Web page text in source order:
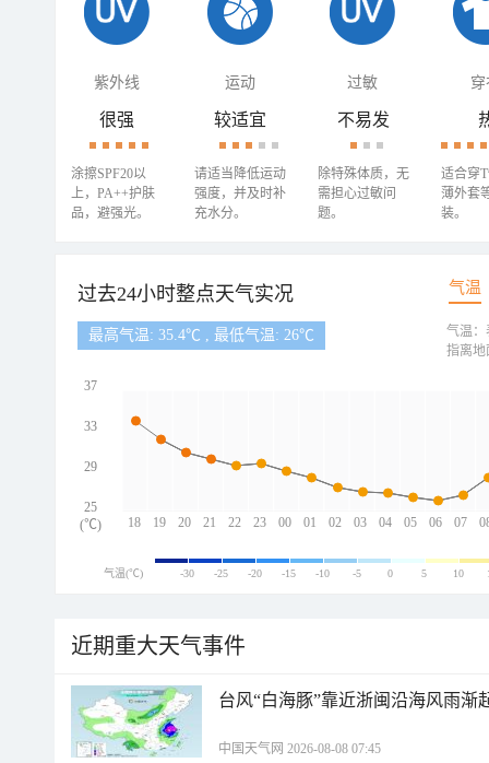
紫外线 运动 过敏 穿
很强
涂擦SPF20以
上，PA++护肤
品，避强光。
较适宜
请适当降低运动
强度，并及时补
充水分。
不易发
除特殊体质，无
需担心过敏问
题。
适合穿
薄外套
装。
过去24小时整点天气实况 气温
最高气温: 35.4℃ , 最低气温: 26℃
18 19 20 21 22 23 00 01 02 03 04 05 06 07
37
33
29
25
(℃)
气温：
指离地
气温(℃) -30 -25 -20 -15 -10 -5 0 5 10
近期重大天气事件
台风“白海豚”靠近浙闽沿海风雨渐
中国天气网 2026-08-08 07:45